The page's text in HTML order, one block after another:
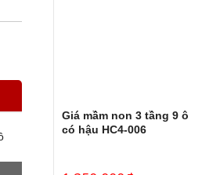
Giá mầm non 3 tầng 9 ô
có hậu HC4-006